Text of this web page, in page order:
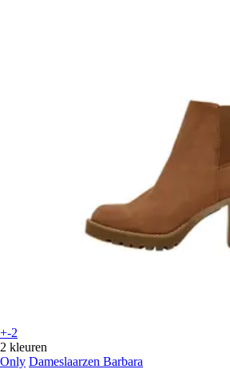
+-2
2 kleuren
Only Dameslaarzen Barbara